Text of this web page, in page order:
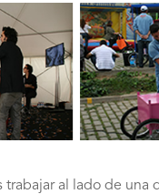
al lado de una